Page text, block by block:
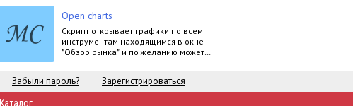
Open charts
Скрипт открывает графики по всем
инструментам находящимся в окне
"Обзор рынка" и по желанию может
шаблон.
Забыли пароль? Зарегистрироваться
Каталог